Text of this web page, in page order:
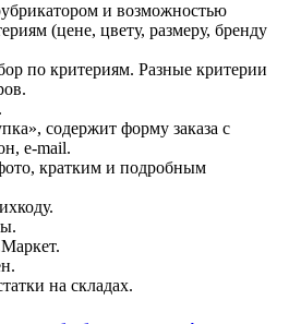
и возможностью
(цене, цвету, размеру, бренду
по критериям. Разные критерии
содержит форму заказа с
e-mail.
кратким и подробным
на складах.